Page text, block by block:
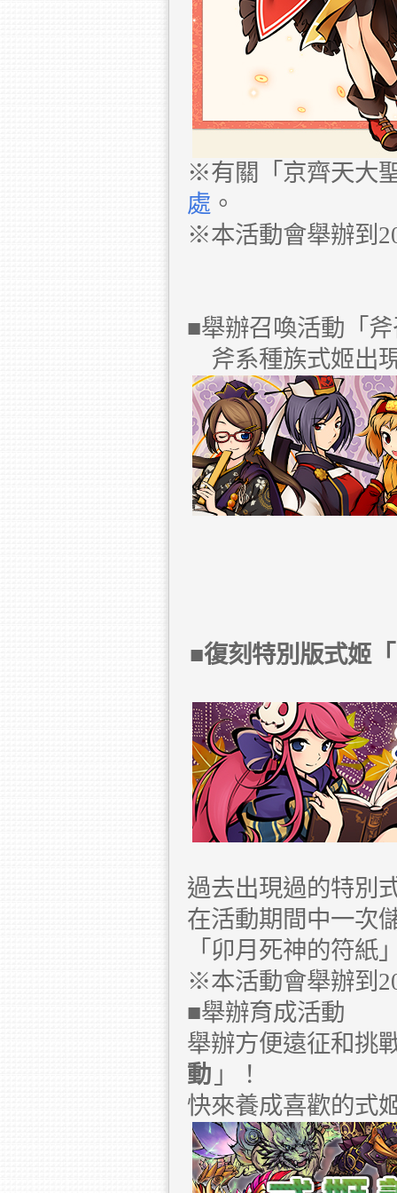
※有關「京齊天大
處 。
※本活動會舉辦到
■舉辦召喚活動「
斧系種族式姬出
■復刻特別版式姬
過去出現過的特別
在活動期間中一次
「卯月死神的符紙
※本活動會舉辦到
■舉辦育成活動
舉辦方便遠征和挑
動 」！
快來養成喜歡的式